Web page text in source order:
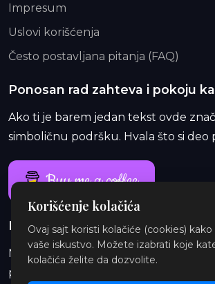
Impresum
Uslovi korišćenja
Često postavljana pitanja (FAQ)
Ponosan rad zahteva i pokoju
Ako ti je barem jedan tekst ovde
simboličnu podršku. Hvala što si deo
Buy me a coffee
Ponosan rad traje i duže od
Na Patreon-u te čekaju ekskluzivne i
priče, najave, insajderske priče, audio i
Korišćenje kolačića
Ovaj sajt koristi kolačiće (cookies)
vaše iskustvo. Možete izabrati koje
kolačića želite da dozvolite.